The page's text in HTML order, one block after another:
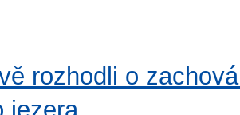
rozhodli o
jezera